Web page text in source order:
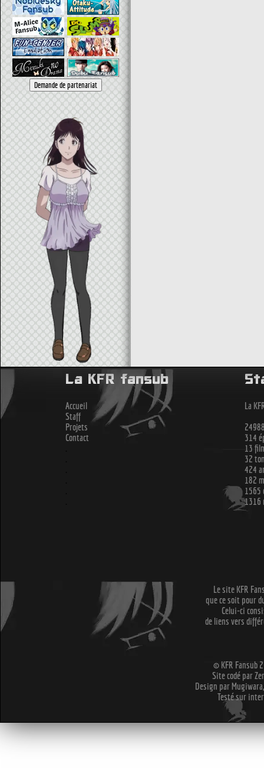
La KFR fansub
Accueil
Staff
Projets
Contact
La
314
13
32
424
182
1565
1316
Le site KFR
que ce soit pour
Celui-ci
de liens vers
© KFR Fansub
Site codé par
Design par
Testé sur